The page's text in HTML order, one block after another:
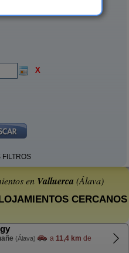
X
FILTROS
en Valluerca (Álava)
CERCANOS
(Álava) a 11,4 km de